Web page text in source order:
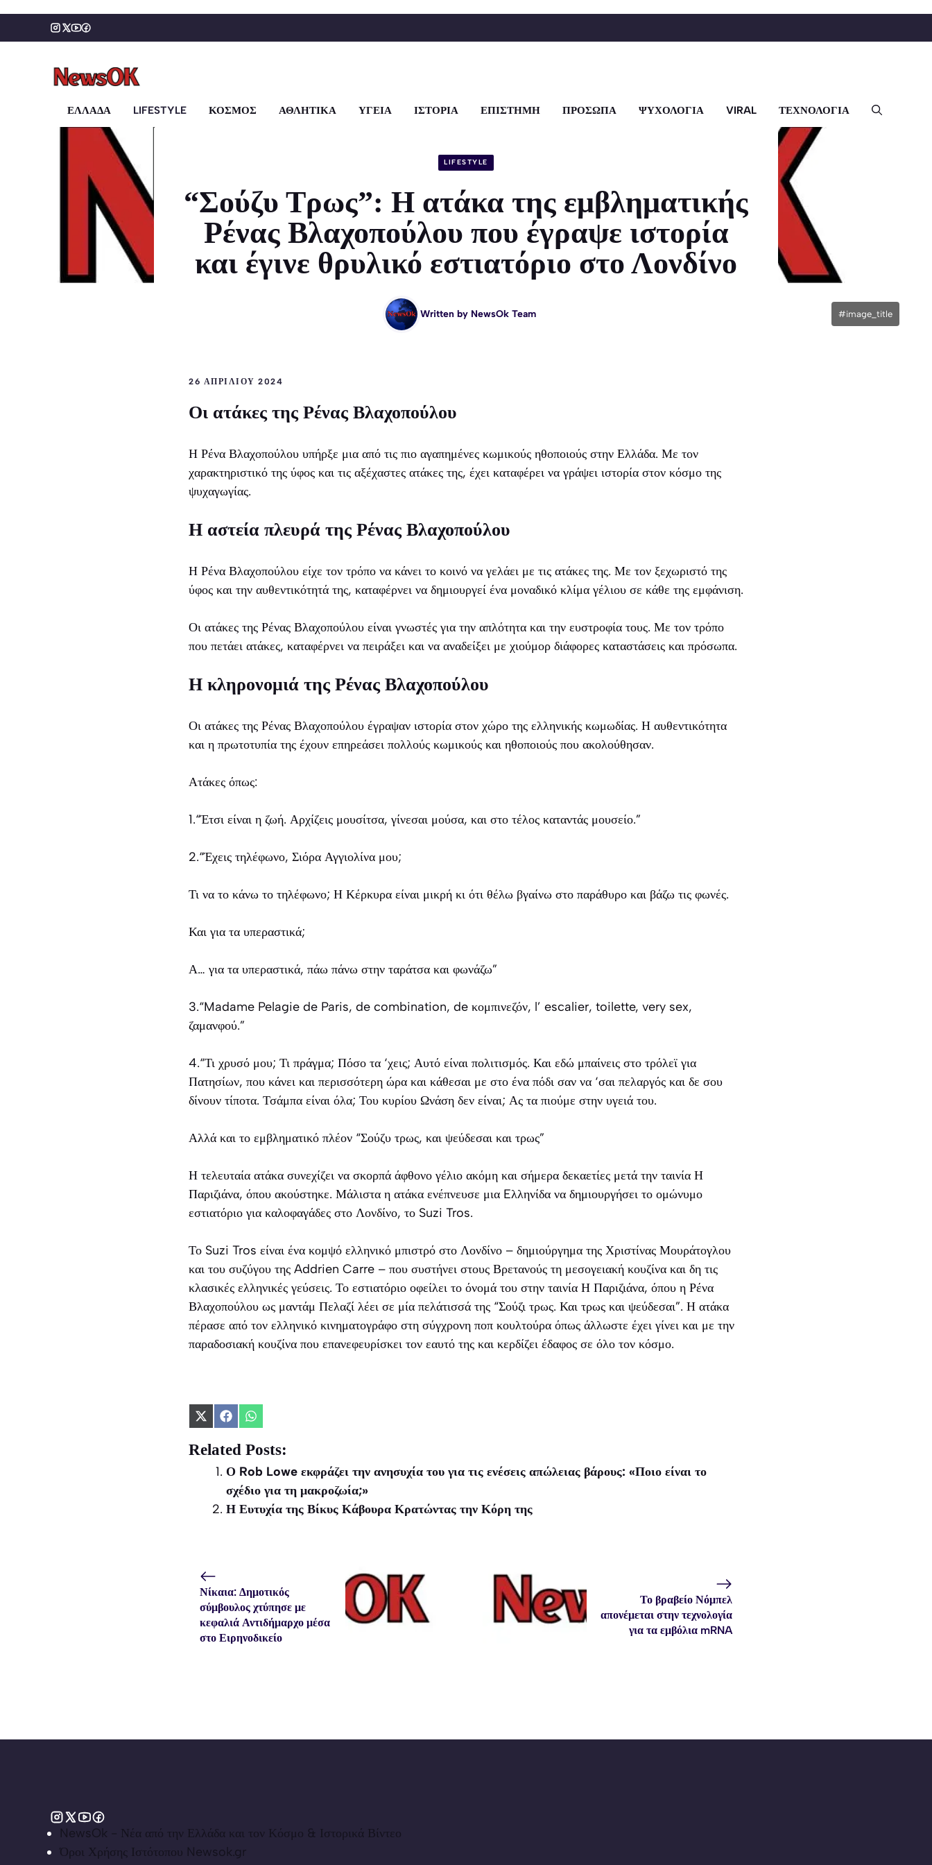
περιεχόμενο
ΕΛΛΑΔΑ LIFESTYLE ΚΟΣΜΟΣ ΑΘΛΗΤΙΚΑ ΥΓΕΙΑ ΙΣΤΟΡΙΑ ΕΠΙΣΤΗΜΗ ΠΡΟΣΩΠΑ ΨΥΧΟΛΟΓΙΑ VIRAL ΤΕΧΝΟΛΟΓΙΑ
#image_title
LIFESTYLE
“Σούζυ Τρως”: Η ατάκα της εμβληματικής
Ρένας Βλαχοπούλου που έγραψε ιστορία
και έγινε θρυλικό εστιατόριο στο Λονδίνο
Written by NewsOk Team
26 ΑΠΡΙΛΊΟΥ 2024
Οι ατάκες της Ρένας Βλαχοπούλου
Η Ρένα Βλαχοπούλου υπήρξε μια από τις πιο αγαπημένες κωμικούς ηθοποιούς στην Ελλάδα. Με τον
χαρακτηριστικό της ύφος και τις αξέχαστες ατάκες της, έχει καταφέρει να γράψει ιστορία στον κόσμο της
ψυχαγωγίας.
Η αστεία πλευρά της Ρένας Βλαχοπούλου
Η Ρένα Βλαχοπούλου είχε τον τρόπο να κάνει το κοινό να γελάει με τις ατάκες της. Με τον ξεχωριστό της
ύφος και την αυθεντικότητά της, καταφέρνει να δημιουργεί ένα μοναδικό κλίμα γέλιου σε κάθε της εμφάνιση.
Οι ατάκες της Ρένας Βλαχοπούλου είναι γνωστές για την απλότητα και την ευστροφία τους. Με τον τρόπο
που πετάει ατάκες, καταφέρνει να πειράξει και να αναδείξει με χιούμορ διάφορες καταστάσεις και πρόσωπα.
Η κληρονομιά της Ρένας Βλαχοπούλου
Οι ατάκες της Ρένας Βλαχοπούλου έγραψαν ιστορία στον χώρο της ελληνικής κωμωδίας. Η αυθεντικότητα
και η πρωτοτυπία της έχουν επηρεάσει πολλούς κωμικούς και ηθοποιούς που ακολούθησαν.
Ατάκες όπως:
1.“Έτσι είναι η ζωή. Αρχίζεις μουσίτσα, γίνεσαι μούσα, και στο τέλος καταντάς μουσείο.”
2.“Έχεις τηλέφωνο, Σιόρα Αγγιολίνα μου;
Τι να το κάνω το τηλέφωνο; Η Κέρκυρα είναι μικρή κι ότι θέλω βγαίνω στο παράθυρο και βάζω τις φωνές.
Και για τα υπεραστικά;
Α… για τα υπεραστικά, πάω πάνω στην ταράτσα και φωνάζω”
3.“Madame Pelagie de Paris, de combination, de κομπινεζόν, l’ escalier, toilette, very sex,
ζαμανφού.”
4.“Τι χρυσό μου; Τι πράγμα; Πόσο τα ‘χεις; Αυτό είναι πολιτισμός. Και εδώ μπαίνεις στο τρόλεϊ για
Πατησίων, που κάνει και περισσότερη ώρα και κάθεσαι με στο ένα πόδι σαν να ‘σαι πελαργός και δε σου
δίνουν τίποτα. Τσάμπα είναι όλα; Του κυρίου Ωνάση δεν είναι; Ας τα πιούμε στην υγειά του.
Αλλά και το εμβληματικό πλέον “Σούζυ τρως, και ψεύδεσαι και τρως”
Η τελευταία ατάκα συνεχίζει να σκορπά άφθονο γέλιο ακόμη και σήμερα δεκαετίες μετά την ταινία Η
Παριζιάνα, όπου ακούστηκε. Μάλιστα η ατάκα ενέπνευσε μια Eλληνίδα να δημιουργήσει το ομώνυμο
εστιατόριο για καλοφαγάδες στο Λονδίνο, το Suzi Tros.
Το Suzi Tros είναι ένα κομψό ελληνικό μπιστρό στο Λονδίνο – δημιούργημα της Χριστίνας Μουράτογλου
και του συζύγου της Addrien Carre – που συστήνει στους Βρετανούς τη μεσογειακή κουζίνα και δη τις
κλασικές ελληνικές γεύσεις. Το εστιατόριο οφείλει το όνομά του στην ταινία Η Παριζιάνα, όπου η Ρένα
Βλαχοπούλου ως μαντάμ Πελαζί λέει σε μία πελάτισσά της “Σούζι τρως. Και τρως και ψεύδεσαι”. Η ατάκα
πέρασε από τον ελληνικό κινηματογράφο στη σύγχρονη ποπ κουλτούρα όπως άλλωστε έχει γίνει και με την
παραδοσιακή κουζίνα που επανεφευρίσκει τον εαυτό της και κερδίζει έδαφος σε όλο τον κόσμο.
Share
X
(Twitter)
Share
Facebook
Share
WhatsApp
Related Posts:
Ο Rob Lowe εκφράζει την ανησυχία του για τις ενέσεις απώλειας βάρους: «Ποιο είναι το
σχέδιο για τη μακροζωία;»
Η Ευτυχία της Βίκυς Κάβουρα Κρατώντας την Κόρη της
Νίκαια: Δημοτικός
σύμβουλος χτύπησε με
κεφαλιά Αντιδήμαρχο μέσα
στο Ειρηνοδικείο
Το βραβείο Νόμπελ
απονέμεται στην τεχνολογία
για τα εμβόλια mRNA
NewsOk - Νέα από την Ελλάδα και τον Κόσμο & Ιστορικά Βίντεο
Όροι Χρήσης Ιστότοπου Newsok.gr